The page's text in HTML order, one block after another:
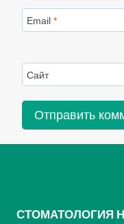
Email *
Сайт
СТОМАТОЛОГИЯ